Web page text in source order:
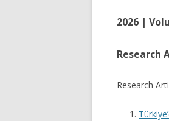
2026 |
Research
Research